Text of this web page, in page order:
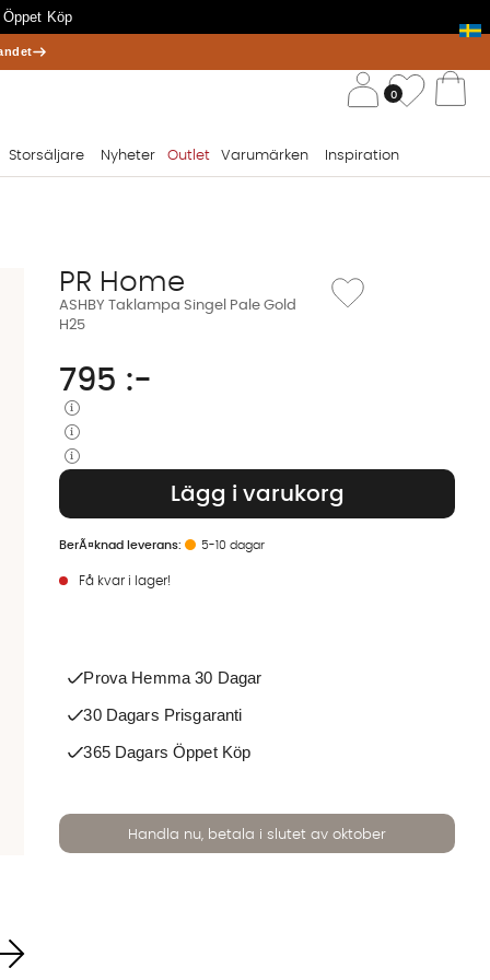
Köp
0
Storsäljare Nyheter Outlet Varumärken Inspiration
ASHBY Taklampa Singel Pale Gold
H25
PR Home Lägg till i önskelista:
795 :-
Lägg i varukorg
5-10 dagar
Få kvar i lager!
Prova Hemma 30 Dagar
30 Dagars Prisgaranti
365 Dagars Öppet Köp
Handla nu, betala i slutet av oktober